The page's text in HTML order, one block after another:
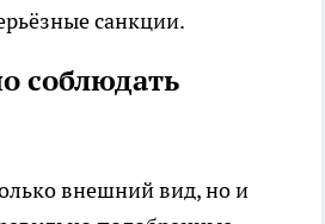
санкции.
соблюдать
внешний вид, но и